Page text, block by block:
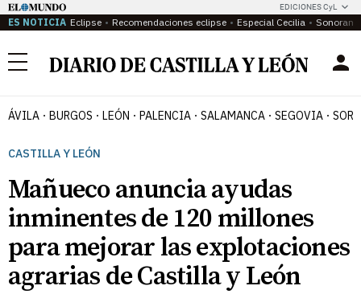
EDICIONES CyL
ES NOTICIA Eclipse Recomendaciones eclipse Especial Cecilia
Menú
ÁVILA BURGOS LEÓN PALENCIA SALAMANCA SEGOVIA
CASTILLA Y LEÓN
Mañueco anuncia ayudas
inminentes de 120 millones
para mejorar las explotaciones
agrarias de Castilla y León